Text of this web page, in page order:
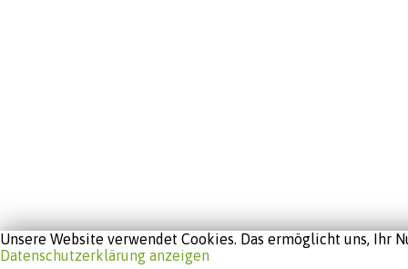
Unsere Website verwendet Cookies. Das ermöglicht uns,
Datenschutzerklärung anzeigen